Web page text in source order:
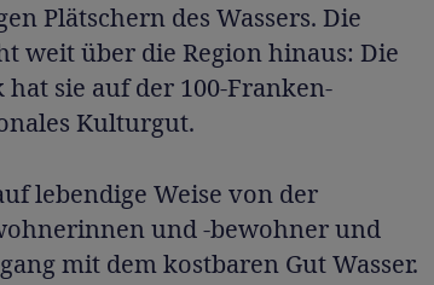
Plätschern des Wassers. Die
weit über die Region hinaus: Die
sie auf der 100-Franken-
Kulturgut.
lebendige Weise von der
und -bewohner und
mit dem kostbaren Gut Wasser.